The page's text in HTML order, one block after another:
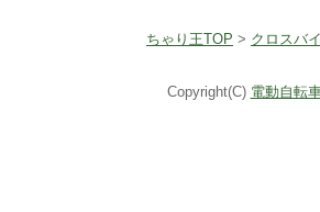
ちゃり王TOP > クロスバ
Copyright(C) 電動自転